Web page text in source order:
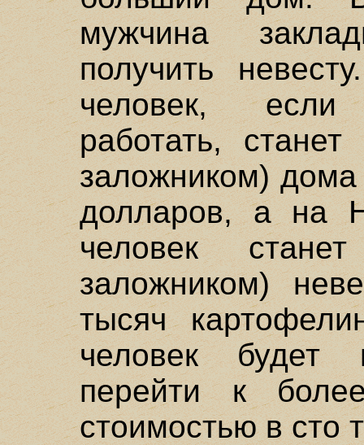
мужчина
получить
человек,
работать,
заложником)
долларов, а на
человек
заложником)
тысяч
человек будет
перейти к
стоимостью в сто